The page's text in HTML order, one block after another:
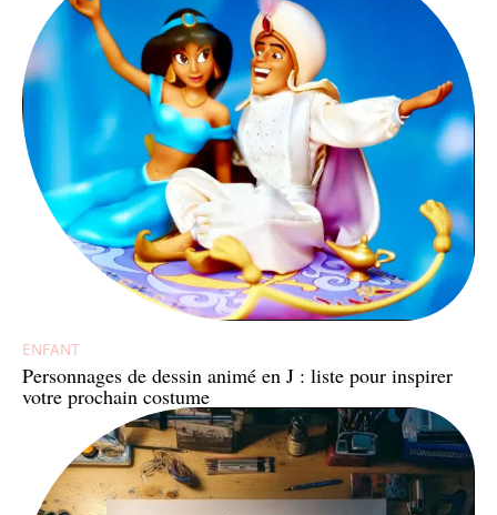
ENFANT
Personnages de dessin animé en J : liste pour inspirer
votre prochain costume